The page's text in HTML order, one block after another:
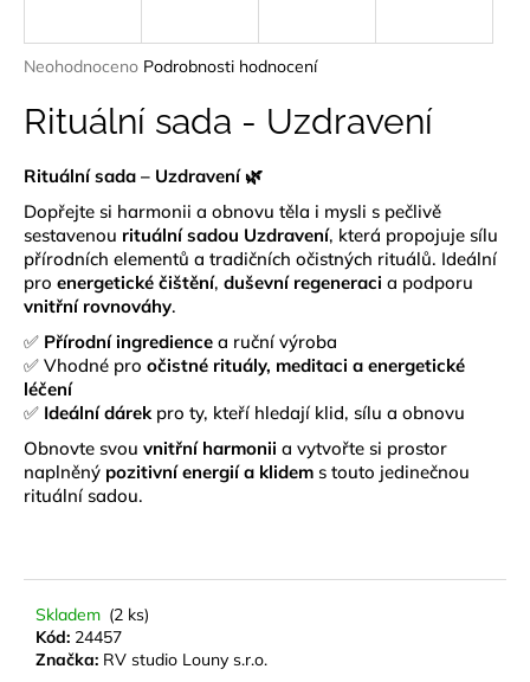
Průměrné
produktu
je
z
5
hvězdiček.
Neohodnoceno Podrobnosti hodnocení
Rituální sada - Uzdravení
Rituální sada – Uzdravení 🌿
Dopřejte si harmonii a obnovu těla i mysli s pečlivě
sestavenou rituální sadou Uzdravení, která propojuje sílu
přírodních elementů a tradičních očistných rituálů. Ideální
pro energetické čištění, duševní regeneraci a podporu
vnitřní rovnováhy.
✅ Přírodní ingredience a ruční výroba
✅ Vhodné pro očistné rituály, meditaci a energetické
léčení
✅ Ideální dárekpro ty, kteří hledají klid, sílu a obnovu
Obnovte svou vnitřní harmonii a vytvořte si prostor
naplněný pozitivní energií a klidem s touto jedinečnou
rituální sadou.
Skladem (2 ks)
Kód: 24457
Značka: RV studio Louny s.r.o.
j
t
HLEDAT
D
o
o
r
u
j
e
m
e